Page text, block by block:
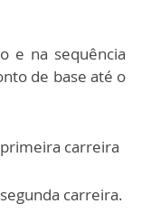
e na sequência
de base até o
carreira
carreira.